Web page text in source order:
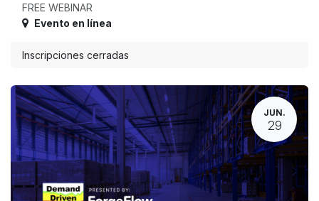
FREE WEBINAR
Evento en línea
Inscripciones cerradas
JUN.
29